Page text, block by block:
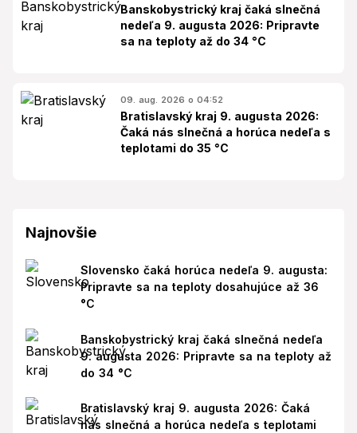
Banskobystrický kraj čaká slnečná
nedeľa 9. augusta 2026: Pripravte
sa na teploty až do 34 °C
09. aug. 2026 o 04:52
Bratislavský kraj 9. augusta 2026:
Čaká nás slnečná a horúca nedeľa s
teplotami do 35 °C
Najnovšie
Slovensko čaká horúca nedeľa 9. augusta:
Pripravte sa na teploty dosahujúce až 36
°C
Banskobystrický kraj čaká slnečná nedeľa
9. augusta 2026: Pripravte sa na teploty až
do 34 °C
Bratislavský kraj 9. augusta 2026: Čaká
nás slnečná a horúca nedeľa s teplotami